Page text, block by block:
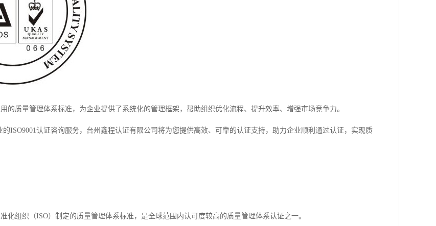
的质量管理体系标准，为企业提供了系统化的管理框架，帮助组织优化流程、提升效率、增强市场竞争力。
ISO9001认证咨询服务，台州鑫程认证有限公司将为您提供高效、可靠的认证支持，助力企业顺利通过认证，实现质
化组织（ISO）制定的质量管理体系标准，是全球范围内认可度较高的质量管理体系认证之一。